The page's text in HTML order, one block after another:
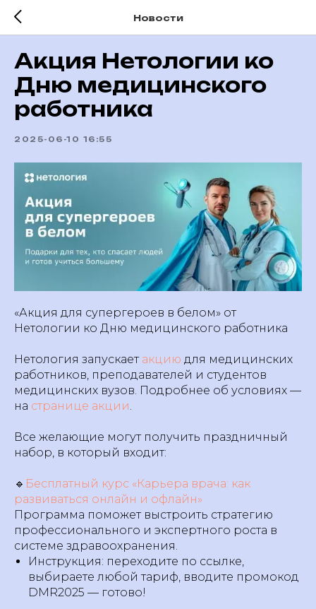
Новости
Акция Нетологии ко
Дню медицинского
работника
2025-06-10 16:55
«Акция для супергероев в белом» от
Нетологии ко Дню медицинского работника
Нетология запускаетакцию для медицинских
работников, преподавателей и студентов
медицинских вузов. Подробнее об условиях —
на странице акции.
Все желающие могут получить праздничный
набор, в который входит:
🔹 Бесплатный курс «Карьера врача: как
развиваться онлайн и офлайн»
Программа поможет выстроить стратегию
профессионального и экспертного роста в
системе здравоохранения.
Инструкция: переходите по ссылке,
выбираете любой тариф, вводите промокод
DMR2025 — готово!